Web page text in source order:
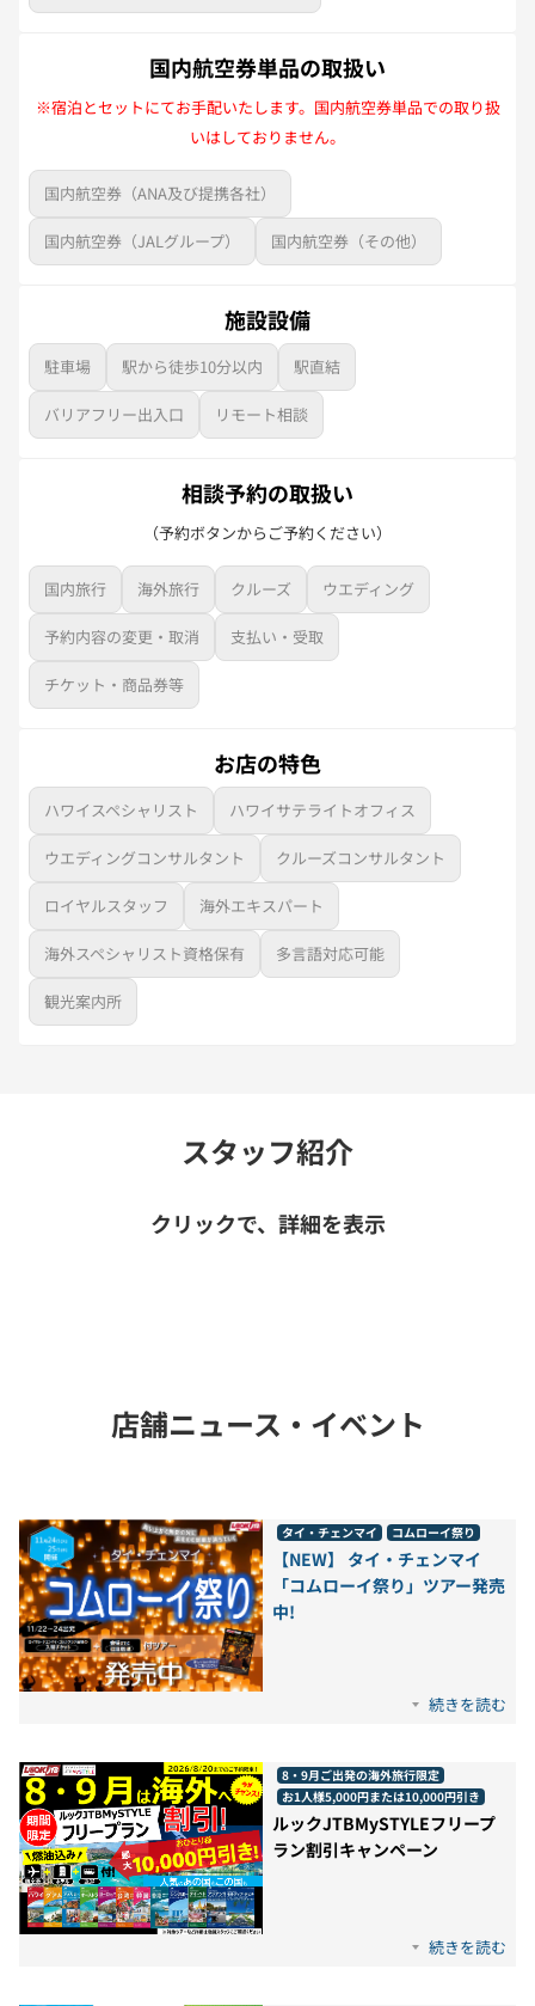
国内航空券単品の取扱い
※宿泊とセットにてお手配いたします。国内航空券単品での取り扱
いはしておりません。
国内航空券（ANA及び提携各社）
国内航空券（JALグループ） 国内航空券（その他）
施設設備
駐車場 駅から徒歩10分以内 駅直結
バリアフリー出入口 リモート相談
相談予約の取扱い
（予約ボタンからご予約ください）
国内旅行 海外旅行 クルーズ ウエディング
予約内容の変更・取消 支払い・受取
チケット・商品券等
お店の特色
ハワイスペシャリスト ハワイサテライトオフィス
ウエディングコンサルタント クルーズコンサルタント
ロイヤルスタッフ 海外エキスパート
海外スペシャリスト資格保有 多言語対応可能
観光案内所
スタッフ紹介
クリックで、詳細を表示
店舗ニュース・イベント
タイ・チェンマイ コムローイ祭り
【NEW】 タイ・チェンマイ
「コムローイ祭り」ツアー発売
中!
続きを読む
8・9月ご出発の海外旅行限定
お1人様5,000円または10,000円引き
ルックJTBMySTYLEフリープ
ラン割引キャンペーン
続きを読む